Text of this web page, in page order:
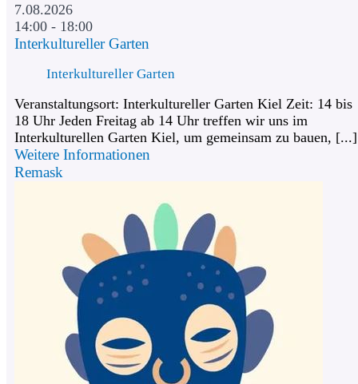
7.08.2026
14:00 - 18:00
Interkultureller Garten
Interkultureller Garten
Veranstaltungsort: Interkultureller Garten Kiel Zeit: 14 bis
18 Uhr Jeden Freitag ab 14 Uhr treffen wir uns im
Interkulturellen Garten Kiel, um gemeinsam zu bauen, [...]
Weitere Informationen
Remask